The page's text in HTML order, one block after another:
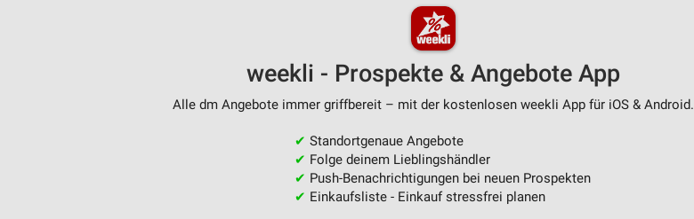
weekli - Prospekte & Angebote App
Alle dm Angebote immer griffbereit – mit der kostenlosen weekli App für iOS & Android.
✔ Standortgenaue Angebote
✔ Folge deinem Lieblingshändler
✔ Push-Benachrichtigungen bei neuen Prospekten
✔ Einkaufsliste - Einkauf stressfrei planen
Analyse von Zielgruppen durch Statistiken oder Kombinationen von Daten aus verschiedenen
Entwicklung und Verbesserung der Angebote
Verwendung reduzierter Daten zur Auswahl von Inhalten